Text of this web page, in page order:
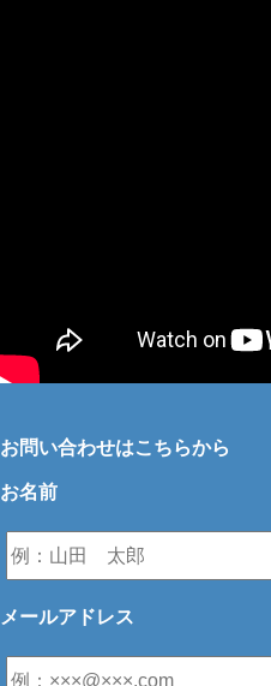
お問い合わせはこちらから
お名前
メールアドレス